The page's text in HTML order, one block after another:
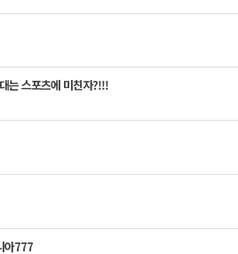
스포츠에 미친자?!!!
아777